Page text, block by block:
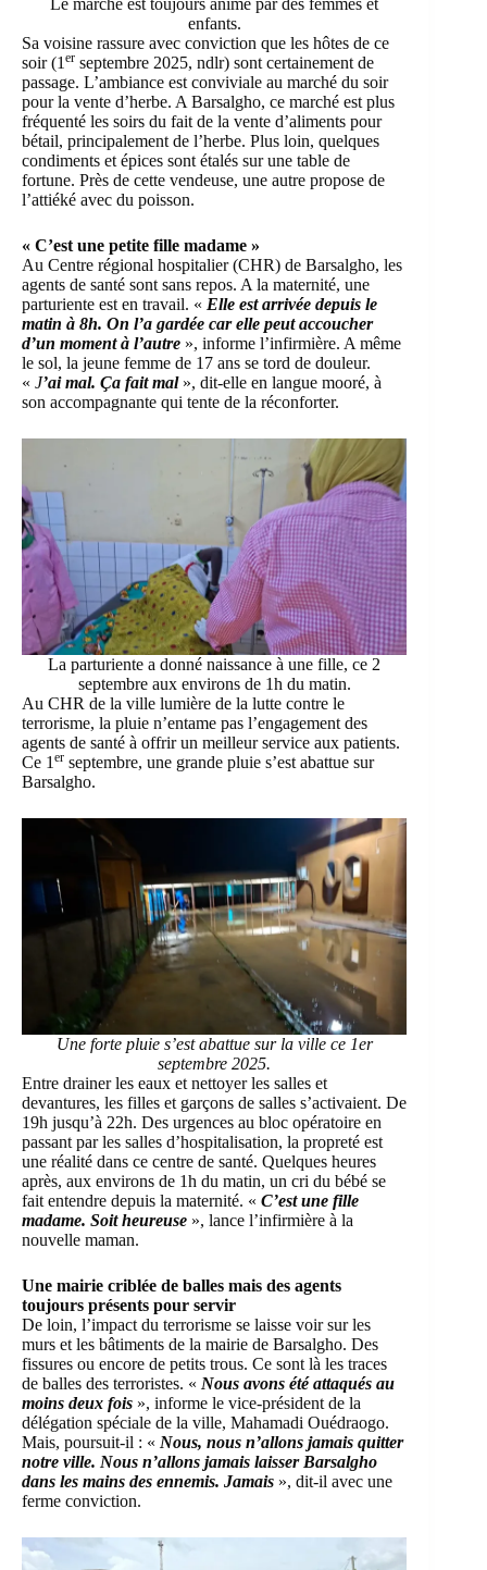
enfants.
Sa voisine rassure avec conviction que les hôtes de ce
soir (1 er septembre 2025, ndlr) sont certainement de
passage. L’ambiance est conviviale au marché du soir
pour la vente d’herbe. A Barsalgho, ce marché est plus
fréquenté les soirs du fait de la vente d’aliments pour
bétail, principalement de l’herbe. Plus loin, quelques
condiments et épices sont étalés sur une table de
fortune. Près de cette vendeuse, une autre propose de
l’attiéké avec du poisson.
« C’est une petite fille madame »
Au Centre régional hospitalier (CHR) de Barsalgho, les
agents de santé sont sans repos. A la maternité, une
parturiente est en travail. « Elle est arrivée depuis le
matin à 8h. On l’a gardée car elle peut accoucher
d’un moment à l’autre », informe l’infirmière. A même
le sol, la jeune femme de 17 ans se tord de douleur.
« J’ai mal. Ça fait mal», dit-elle en langue mooré, à
son accompagnante qui tente de la réconforter.
La parturiente a donné naissance à une fille, ce 2
septembre aux environs de 1h du matin.
Au CHR de la ville lumière de la lutte contre le
terrorisme, la pluie n’entame pas l’engagement des
agents de santé à offrir un meilleur service aux patients.
Ce 1 er septembre, une grande pluie s’est abattue sur
Barsalgho.
Une forte pluie s’est abattue sur la ville ce 1er
septembre 2025.
Entre drainer les eaux et nettoyer les salles et
devantures, les filles et garçons de salles s’activaient. De
19h jusqu’à 22h. Des urgences au bloc opératoire en
passant par les salles d’hospitalisation, la propreté est
une réalité dans ce centre de santé. Quelques heures
après, aux environs de 1h du matin, un cri du bébé se
fait entendre depuis la maternité. « C’est une fille
madame. Soit heureuse », lance l’infirmière à la
nouvelle maman.
Une mairie criblée de balles mais des agents
toujours présents pour servir
De loin, l’impact du terrorisme se laisse voir sur les
murs et les bâtiments de la mairie de Barsalgho. Des
fissures ou encore de petits trous. Ce sont là les traces
de balles des terroristes. « Nous avons été attaqués au
moins deux fois », informe le vice-président de la
délégation spéciale de la ville, Mahamadi Ouédraogo.
Mais, poursuit-il : « Nous, nous n’allons jamais quitter
notre ville. Nous n’allons jamais laisser Barsalgho
dans les mains des ennemis. Jamais », dit-il avec une
ferme conviction.